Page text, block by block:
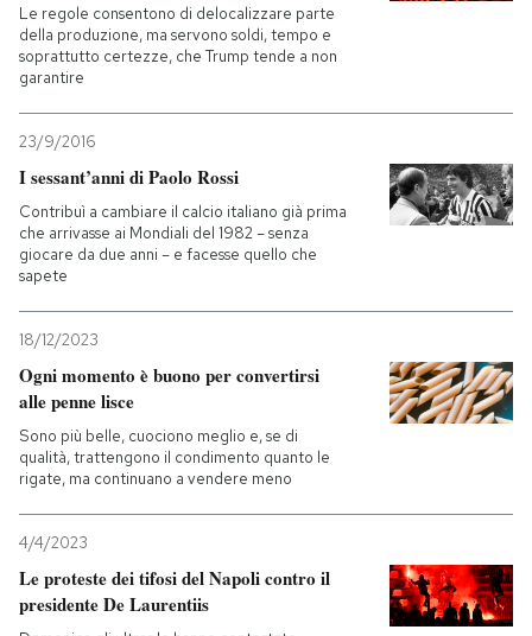
Le regole consentono di delocalizzare parte
della produzione, ma servono soldi, tempo e
soprattutto certezze, che Trump tende a non
garantire
23/9/2016
I sessant’anni di Paolo Rossi
Contribuì a cambiare il calcio italiano già prima
che arrivasse ai Mondiali del 1982 – senza
giocare da due anni – e facesse quello che
sapete
18/12/2023
Ogni momento è buono per convertirsi
alle penne lisce
Sono più belle, cuociono meglio e, se di
qualità, trattengono il condimento quanto le
rigate, ma continuano a vendere meno
4/4/2023
Le proteste dei tifosi del Napoli contro il
presidente De Laurentiis